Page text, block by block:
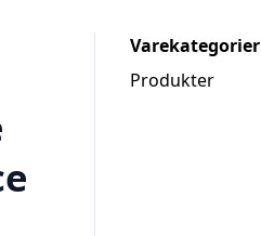
Varekategorier
Produkter